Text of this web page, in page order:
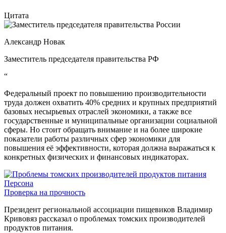
Цитата
Александр Новак
Заместитель председателя правительства РФ
“
Федеральный проект по повышению производительности
труда должен охватить 40% средних и крупных предприятий
базовых несырьевых отраслей экономики, а также все
государственные и муниципальные организации социальной
сферы. Но стоит обращать внимание и на более широкие
показатели работы различных сфер экономики для
повышения её эффективности, которая должна выражаться к
конкретных физических и финансовых индикаторах.
Персона
Проверка на прочность
Президент региональной ассоциации пищевиков Владимир
Кривовяз рассказал о проблемах томских производителей
продуктов питания.